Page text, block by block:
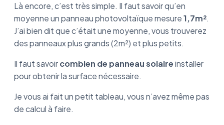
Là encore, c’est très simple. Il faut savoir qu’en
moyenne un panneau photovoltaïque mesure1,7m².
J’ai bien dit que c’était une moyenne, vous trouverez
des panneaux plus grands (2m²) et plus petits.
Il faut savoircombien de panneau solaireinstaller
pour obtenir la surface nécessaire.
Je vous ai fait un petit tableau, vous n’avez même pas
de calcul à faire.